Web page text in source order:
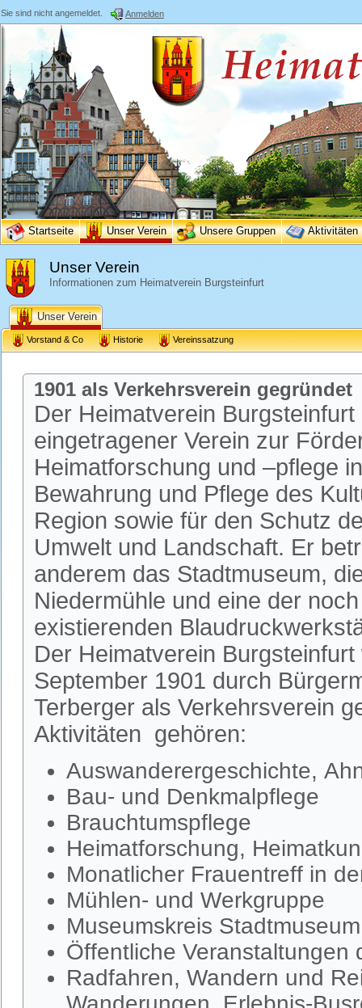
Sie sind nicht angemeldet. Anmelden
Startseite Unser Verein Unsere Gruppen Aktivitäten
Unser Verein
Informationen zum Heimatverein Burgsteinfurt
Unser Verein
Vorstand & Co Historie Vereinssatzung
1901 als Verkehrsverein gegründet
Der Heimatverein Burgsteinfurt
eingetragener Verein zur
Heimatforschung und –pflege
Bewahrung und Pflege des
Region sowie für den Schutz
Umwelt und Landschaft. Er
anderem das Stadtmuseum,
Niedermühle und eine der
existierenden
Der Heimatverein
September 1901 durch
Terberger als Verkehrsverein
Aktivitäten gehören:
Auswanderergeschichte,
Bau- und Denkmalpflege
Brauchtumspflege
Heimatforschung,
Monatlicher Frauentreff in
Mühlen- und Werkgruppe
Museumskreis
Öffentliche Veranstaltungen
Radfahren, Wandern und